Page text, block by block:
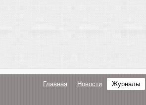
Главная Новости Журналы